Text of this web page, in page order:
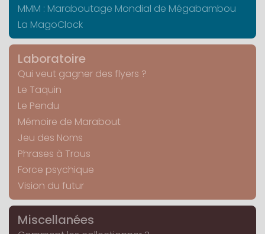
MMM : Maraboutage Mondial de Mégabambou
La MagoClock
Laboratoire
Qui veut gagner des flyers ?
Le Taquin
Le Pendu
Mémoire de Marabout
Jeu des Noms
Phrases à Trous
Force psychique
Vision du futur
Miscellanées